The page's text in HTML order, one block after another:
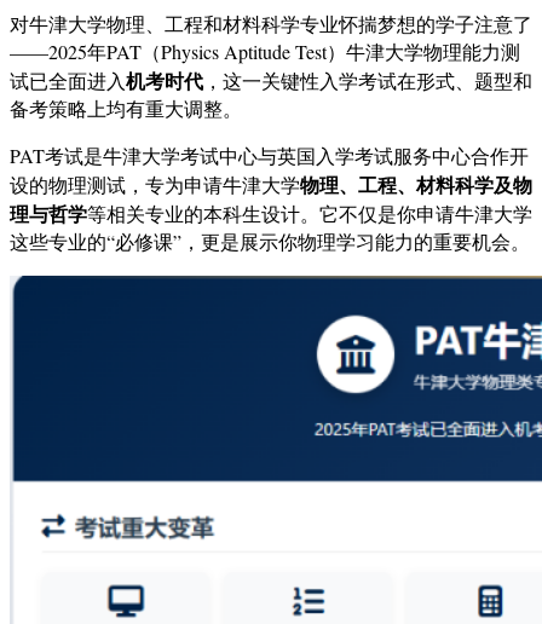
对牛津大学物理、工程和材料科学专业怀揣梦想的学子注意了
——2025年PAT（Physics Aptitude Test）牛津大学物理能力测
试已全面进入机考时代 ，这一关键性入学考试在形式、题型和
备考策略上均有重大调整。
PAT考试是牛津大学考试中心与英国入学考试服务中心合作开
设的物理测试，专为申请牛津大学物理、工程、材料科学及物
理与哲学等相关专业的本科生设计。它不仅是你申请牛津大学
这些专业的“必修课”，更是展示你物理学习能力的重要机会。